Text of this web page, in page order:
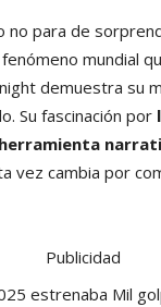
no para de
mundial
demuestra su
Su fascinación por
vez cambia por
Publicidad
estrenaba Mil